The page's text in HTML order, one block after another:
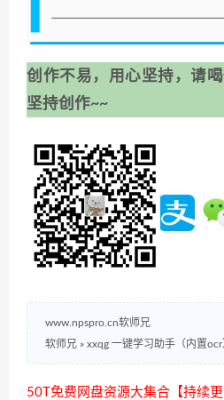
创作不易，用心坚持，请
坚持创作~~
www.npspro.cn软师兄
软师兄 » xxqg 一键学习助手（内置ocr
50T免费网盘资源大集合【持续更